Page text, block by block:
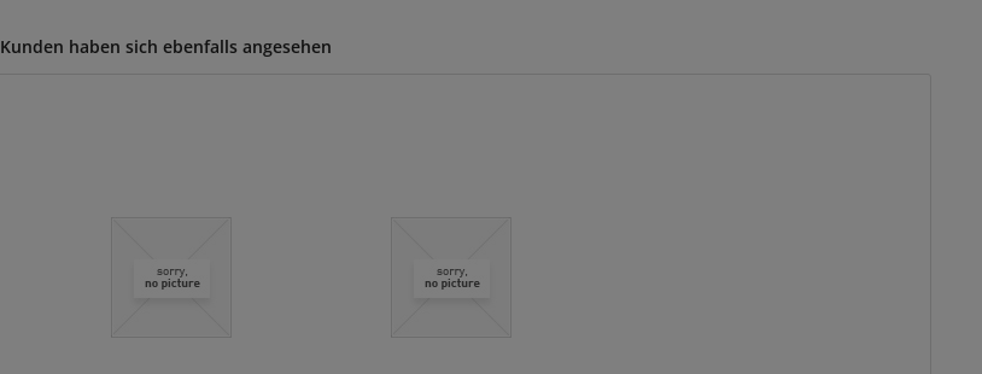
Kunden haben sich ebenfalls angesehen